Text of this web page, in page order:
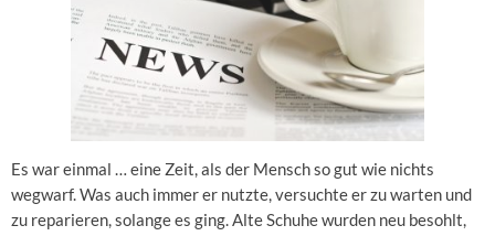
Es war einmal … eine Zeit, als der Mensch so gut wie nichts
wegwarf. Was auch immer er nutzte, versuchte er zu warten und
zu reparieren, solange es ging. Alte Schuhe wurden neu besohlt,